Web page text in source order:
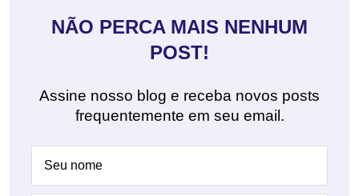
NÃO PERCA MAIS NENHUM
POST!
Assine nosso blog e receba novos posts
frequentemente em seu email.